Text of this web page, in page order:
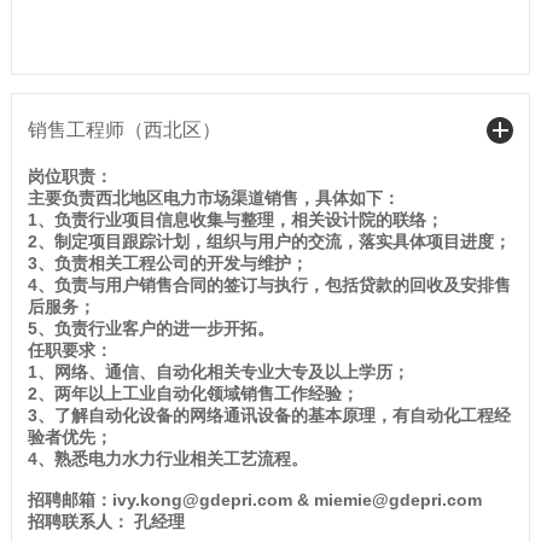
销售工程师（西北区）
岗位职责：
主要负责西北地区电力市场渠道销售，具体如下：
1、负责行业项目信息收集与整理，相关设计院的联络；
2、制定项目跟踪计划，组织与用户的交流，落实具体项目进度；
3、负责相关工程公司的开发与维护；
4、负责与用户销售合同的签订与执行，包括贷款的回收及安排售
后服务；
5、负责行业客户的进一步开拓。
任职要求：
1、网络、通信、自动化相关专业大专及以上学历；
2、两年以上工业自动化领域销售工作经验；
3、了解自动化设备的网络通讯设备的基本原理，有自动化工程经
验者优先；
4、熟悉电力水力行业相关工艺流程。
招聘邮箱：ivy.kong@gdepri.com & miemie@gdepri.com
招聘联系人： 孔经理